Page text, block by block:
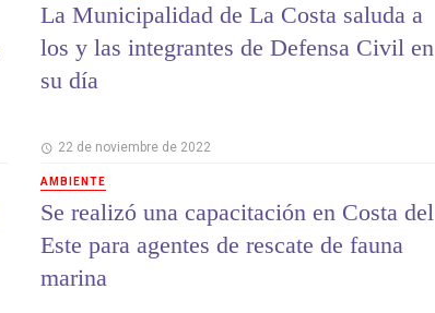
La Municipalidad de La Costa saluda a
los y las integrantes de Defensa Civil en
su día
22 de noviembre de 2022
AMBIENTE
Se realizó una capacitación en Costa del
Este para agentes de rescate de fauna
marina